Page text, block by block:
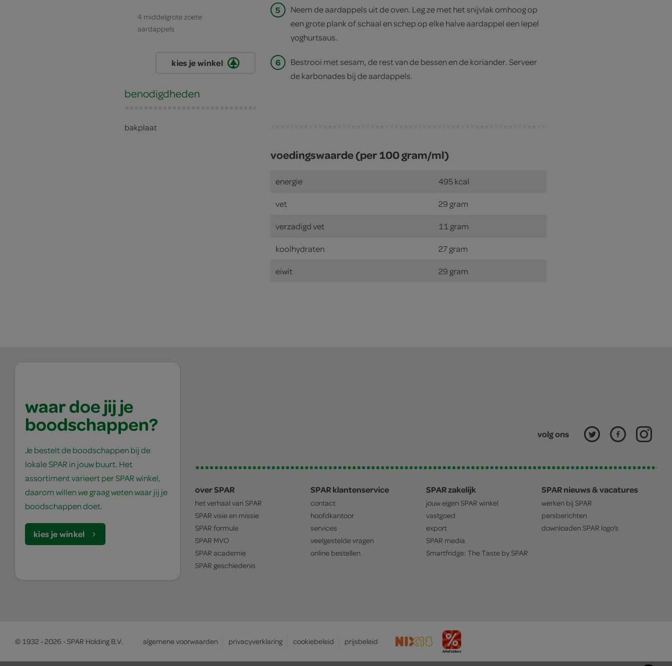
4 middelgrote zoete
aardappels
kies je winkel
benodigdheden
bakplaat
5
Neem de aardappels uit de oven. Leg ze met het snijvlak omhoog op
een grote plank of schaal en schep op elke halve aardappel een lepel
yoghurtsaus.
6
Bestrooi met sesam, de rest van de bessen en de koriander. Serveer
de karbonades bij de aardappels.
voedingswaarde (per 100 gram/ml)
energie 495 kcal
vet 29 gram
verzadigd vet 11 gram
koolhydraten 27 gram
eiwit 29 gram
waar doe jij je
boodschappen?
Je bestelt de boodschappen bij de
lokale SPAR in jouw buurt. Het
assortiment varieert per SPAR winkel,
daarom willen we graag weten waar jij je
boodschappen doet.
kies je winkel
volg ons
over SPAR
het verhaal van SPAR
SPAR visie en missie
SPAR formule
SPAR MVO
SPAR academie
SPAR geschiedenis
SPAR klantenservice
contact
hoofdkantoor
services
veelgestelde vragen
online bestellen
SPAR zakelijk
jouw eigen SPAR winkel
vastgoed
export
SPAR media
Smartfridge: The Taste bySPAR
SPAR nieuws & vacatures
werken bij SPAR
persberichten
downloaden SPAR logo's
© 1932 - 2026 - SPAR Holding B.V. algemene voorwaarden privacyverklaring cookiebeleid prijsbeleid